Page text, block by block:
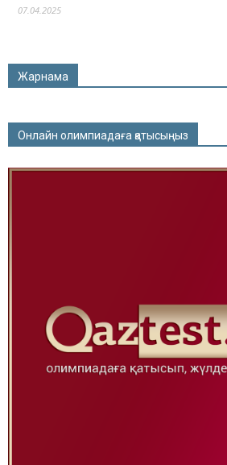
07.04.2025
Жарнама
Онлайн олимпиадаға қатысыңыз